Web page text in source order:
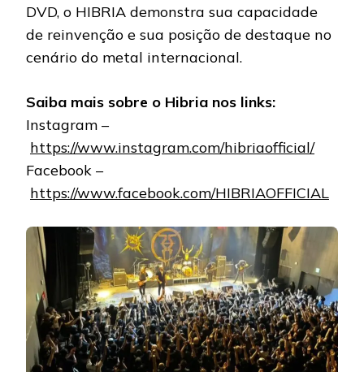
DVD, o HIBRIA demonstra sua capacidade
de reinvenção e sua posição de destaque no
cenário do metal internacional.
Saiba mais sobre o Hibria nos links:
Instagram –
https://www.instagram.com/hibriaofficial/
Facebook –
https://www.facebook.com/HIBRIAOFFICIAL